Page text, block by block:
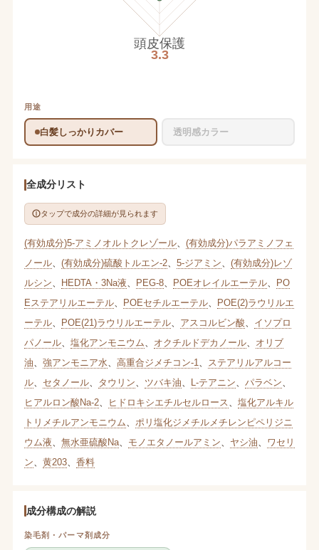
頭皮保護
3.3
用途
白髪しっかりカバー 透明感カラー
全成分リスト
タップで成分の詳細が見られます
(有効成分)5-アミノオルトクレゾール、 (有効成分)パラアミノフェ
ノール、 (有効成分)硫酸トルエン-2、 5-ジアミン
(有効成分)レゾ
ルシン
HEDTA・3Na液 PEG-8、 POEオレイルエーテル、 PO
Eステアリルエーテル、 POEセチルエーテル、 POE(2)ラウリルエ
ーテル、 POE(21)ラウリルエーテル、 アスコルビン酸
イソプロ
パノール、 塩化アンモニウム オクチルドデカノール、 オリブ
油
強アンモニア水 高重合ジメチコン-1
ステアリルアルコー
ル、 セタノール、 タウリン ツバキ油 L-テアニン パラベン
ヒアルロン酸Na-2、 ヒドロキシエチルセルロース
塩化アルキル
トリメチルアンモニウム
ポリ塩化ジメチルメチレンピペリジニ
ウム液
無水亜硫酸Na、 モノエタノールアミン ヤシ油
ワセリ
ン
黄203、 香料
成分構成の解説
染毛剤・パーマ剤成分